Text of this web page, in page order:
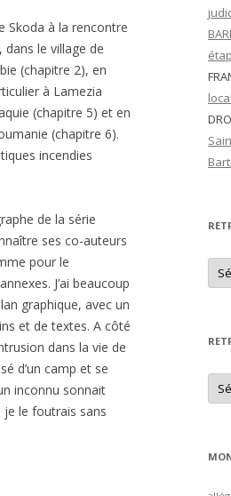
Skoda à la rencontre
le village de
(chapitre 2), en
à Lamezia
(chapitre 5) et en
(chapitre 6).
incendies
de la série
ses co-auteurs
pour le
J’ai beaucoup
graphique, avec un
et de textes. A côté
dans la vie de
d’un camp et se
inconnu sonnait
le foutrais sans
un
les